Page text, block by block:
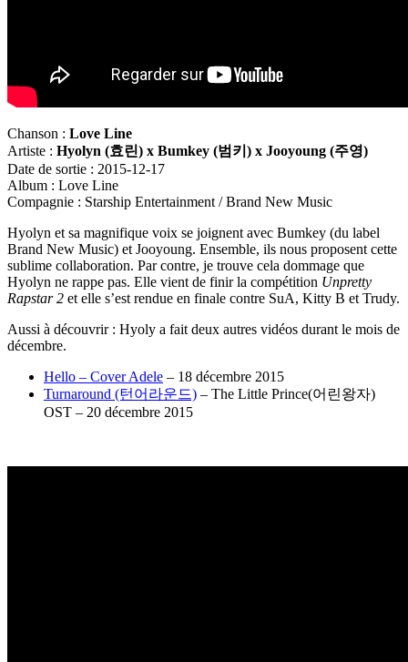
Chanson : Love Line
Artiste : Hyolyn (효린) x Bumkey (범키 ) x Jooyoung (주영)
Date de sortie : 2015-12-17
Album : Love Line
Compagnie : Starship Entertainment / Brand New Music
Hyolyn et sa magnifique voix se joignent avec Bumkey (du label
Brand New Music) et Jooyoung. Ensemble, ils nous proposent cette
sublime collaboration. Par contre, je trouve cela dommage que
Hyolyn ne rappe pas. Elle vient de finir la compétition Unpretty
Rapstar 2 et elle s’est rendue en finale contre SuA, Kitty B et Trudy.
Aussi à découvrir : Hyoly a fait deux autres vidéos durant le mois de
décembre.
Hello – Cover Adele – 18 décembre 2015
Turnaround (턴어라운드) – The Little Prince(어린왕자)
OST – 20 décembre 2015